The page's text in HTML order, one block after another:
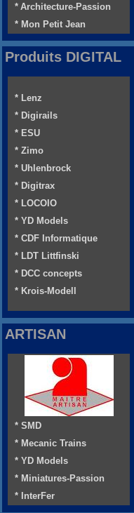
* Architecture-Passion
* Mon Petit Jean
Produits DIGITAL
* Lenz
* Digirails
* ESU
* Zimo
* Uhlenbrock
* Digitrax
* LOCOIO
* YD Models
* CDF Informatique
* LDT Littfinski
* DCC concepts
* Krois-Modell
ARTISAN
* SMD
* Mecanic Trains
* YD Models
* Miniatures-Passion
* InterFer